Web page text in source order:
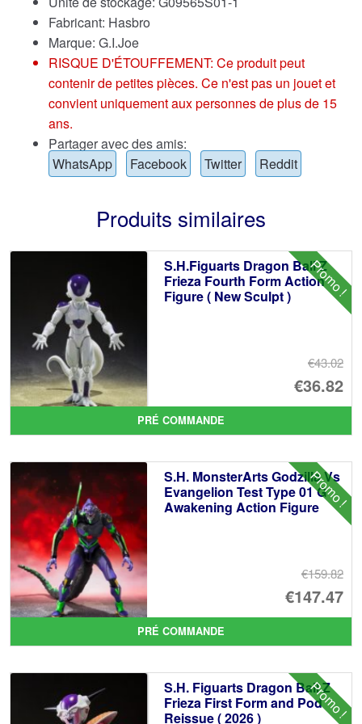
Fabricant: Hasbro
Marque: G.I.Joe
RISQUE D'ÉTOUFFEMENT: Ce produit peut
contenir de petites pièces. Ce n'est pas un jouet et
convient uniquement aux personnes de plus de 15
ans.
Partager avec des amis:
WhatsApp
Facebook Twitter Reddit
Produits similaires
Promo !
S.H.Figuarts Dragon Ball Z
Frieza Fourth Form Action
Figure ( New Sculpt )
€43.02
Le
€36.82
Le
PRÉ COMMANDE
Promo !
S.H. MonsterArts Godzilla Vs
Evangelion Test Type 01 G
Awakening Action Figure
€159.82
Le
€147.47
Le
PRÉ COMMANDE
Promo !
S.H. Figuarts Dragon Ball Z
Frieza First Form and Pod
Reissue ( 2026 )